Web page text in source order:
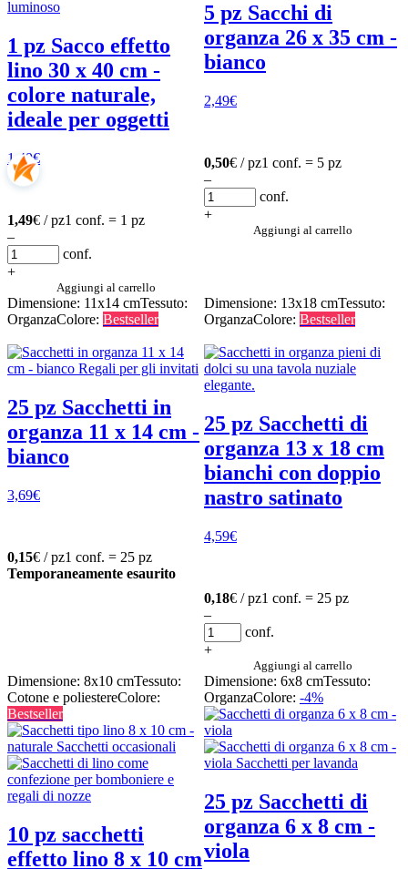
1 pz Sacco effetto
lino 30 x 40 cm -
colore naturale,
ideale per oggetti
1,49€
1,49€ / pz1 conf. = 1 pz
–
conf.
+
Aggiungi al carrello
5 pz Sacchi di
organza 26 x 35 cm -
bianco
2,49€
0,50€ / pz1 conf. = 5 pz
–
conf.
+
Aggiungi al carrello
Dimensione: 11x14 cmTessuto:
OrganzaColore: Bestseller
25 pz Sacchetti in
organza 11 x 14 cm -
bianco
3,69€
0,15€ / pz1 conf. = 25 pz
Temporaneamente esaurito
Dimensione: 13x18 cmTessuto:
OrganzaColore: Bestseller
25 pz Sacchetti di
organza 13 x 18 cm
bianchi con doppio
nastro satinato
4,59€
0,18€ / pz1 conf. = 25 pz
–
conf.
+
Aggiungi al carrello
Dimensione: 8x10 cmTessuto:
Cotone e poliestereColore:
Bestseller
10 pz sacchetti
effetto lino 8 x 10 cm
Dimensione: 6x8 cmTessuto:
OrganzaColore: -4%
25 pz Sacchetti di
organza 6 x 8 cm -
viola